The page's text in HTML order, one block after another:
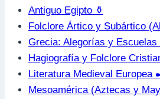
Antiguo Egipto ⚱️
Folclore Ártico y Subártico
Grecia: Alegorías y Escuelas
Hagiografía y Folclore
Literatura Medieval Europea
Mesoamérica (Aztecas y